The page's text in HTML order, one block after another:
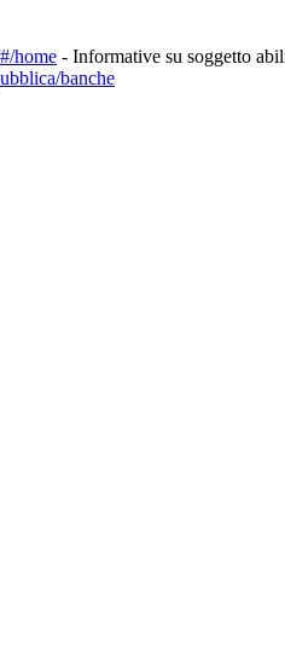
home - Informative su soggetto
banche